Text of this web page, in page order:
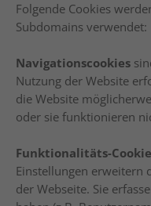
Folgende Cookies
Subdomains verwendet:
Navigationscookies
Nutzung der Website
die Website
oder sie funktionieren
Funktionalitäts-
Einstellungen erweitern
der Webseite. Sie